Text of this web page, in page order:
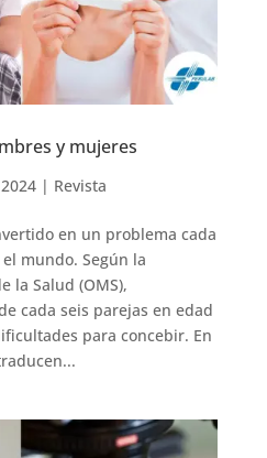
y mujeres
| Revista
en un problema cada
mundo. Según la
la Salud (OMS),
cada seis parejas en edad
para concebir. En